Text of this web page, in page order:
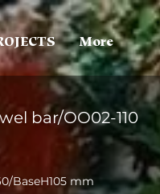
More
bar/OO02-110
BaseH105 mm